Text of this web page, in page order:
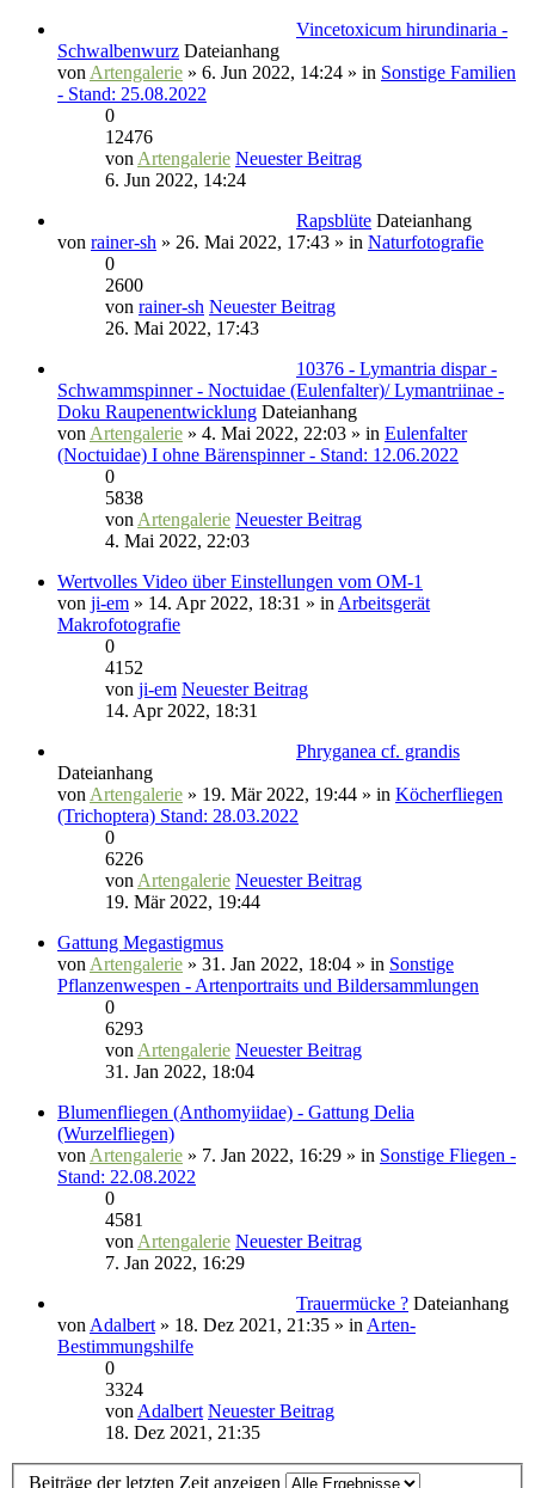
Vincetoxicum hirundinaria -
Schwalbenwurz Dateianhang
von Artengalerie » 6. Jun 2022, 14:24 » in Sonstige Familien
- Stand: 25.08.2022
0
12476
von Artengalerie Neuester Beitrag
6. Jun 2022, 14:24
Rapsblüte Dateianhang
von rainer-sh » 26. Mai 2022, 17:43 » in Naturfotografie
0
2600
von rainer-sh Neuester Beitrag
26. Mai 2022, 17:43
10376 - Lymantria dispar -
Schwammspinner - Noctuidae (Eulenfalter)/ Lymantriinae -
Doku Raupenentwicklung Dateianhang
von Artengalerie » 4. Mai 2022, 22:03 » in Eulenfalter
(Noctuidae) I ohne Bärenspinner - Stand: 12.06.2022
0
5838
von Artengalerie Neuester Beitrag
4. Mai 2022, 22:03
Wertvolles Video über Einstellungen vom OM-1
von ji-em » 14. Apr 2022, 18:31 » in Arbeitsgerät
Makrofotografie
0
4152
von ji-em Neuester Beitrag
14. Apr 2022, 18:31
Phryganea cf. grandis
Dateianhang
von Artengalerie » 19. Mär 2022, 19:44 » in Köcherfliegen
(Trichoptera) Stand: 28.03.2022
0
6226
von Artengalerie Neuester Beitrag
19. Mär 2022, 19:44
Gattung Megastigmus
von Artengalerie » 31. Jan 2022, 18:04 » in Sonstige
Pflanzenwespen - Artenportraits und Bildersammlungen
0
6293
von Artengalerie Neuester Beitrag
31. Jan 2022, 18:04
Blumenfliegen (Anthomyiidae) - Gattung Delia
(Wurzelfliegen)
von Artengalerie » 7. Jan 2022, 16:29 » in Sonstige Fliegen -
Stand: 22.08.2022
0
4581
von Artengalerie Neuester Beitrag
7. Jan 2022, 16:29
Trauermücke ? Dateianhang
von Adalbert » 18. Dez 2021, 21:35 » in Arten-
Bestimmungshilfe
0
3324
von Adalbert Neuester Beitrag
18. Dez 2021, 21:35
Beiträge der letzten Zeit anzeigen